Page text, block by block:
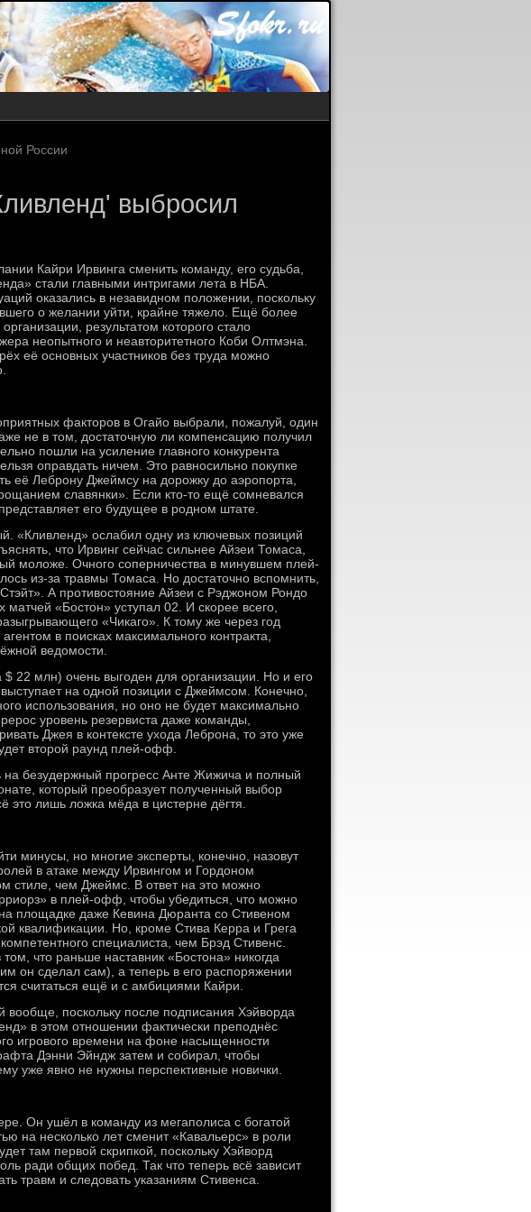
России
выбросил
Кайри Ирвинга сменить команду, его судьба,
стали главными интригами лета в НБА.
оказались в незавидном положении, поскольку
о желании уйти, крайне тяжело. Ещё более
результатом которого стало
неопытного и неавторитетного Коби Олтмэна.
её основных участников без труда можно
факторов в Огайо выбрали, пожалуй, один
не в том, достаточную ли компенсацию получил
пошли на усиление главного конкурента
оправдать ничем. Это равносильно покупке
её Леброну Джеймсу на дорожку до аэропорта,
славянки». Если кто-то ещё сомневался
его будущее в родном штате.
«Кливленд» ослабил одну из ключевых позиций
что Ирвинг сейчас сильнее Айзеи Томаса,
моложе. Очного соперничества в минувшем плей-
из-за травмы Томаса. Но достаточно вспомнить,
А противостояние Айзеи с Рэджоном Рондо
«Бостон» уступал 02. И скорее всего,
«Чикаго». К тому же через год
в поисках максимального контракта,
ведомости.
22 млн) очень выгоден для организации. Но и его
на одной позиции с Джеймсом. Конечно,
использования, но оно не будет максимально
уровень резервиста даже команды,
Джея в контексте ухода Леброна, то это уже
второй раунд плей-офф.
на безудержный прогресс Анте Жижича и полный
который преобразует полученный выбор
это лишь ложка мёда в цистерне дёгтя.
минусы, но многие эксперты, конечно, назовут
в атаке между Ирвингом и Гордоном
стиле, чем Джеймс. В ответ на это можно
в плей-офф, чтобы убедиться, что можно
площадке даже Кевина Дюранта со Стивеном
квалификации. Но, кроме Стива Керра и Грега
специалиста, чем Брэд Стивенс.
что раньше наставник «Бостона» никогда
он сделал сам), а теперь в его распоряжении
считаться ещё и с амбициями Кайри.
вообще, поскольку после подписания Хэйворда
в этом отношении фактически преподнёс
игрового времени на фоне насыщенности
Дэнни Эйндж затем и собирал, чтобы
уже явно не нужны перспективные новички.
Он ушёл в команду из мегаполиса с богатой
на несколько лет сменит «Кавальерс» в роли
там первой скрипкой, поскольку Хэйворд
ради общих побед. Так что теперь всё зависит
травм и следовать указаниям Стивенса.